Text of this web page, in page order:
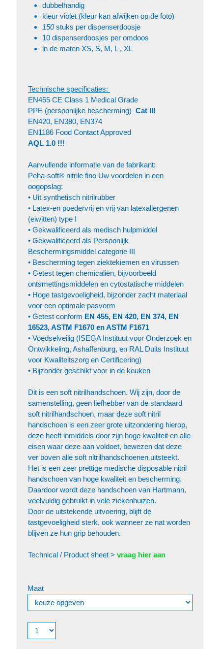
dubbelhandig
kleur violet (kleur kan afwijken op de foto)
150stuks per dispenserdoosje
10 dispenserdoosjes per omdoos
in de maten XS, S, M, L , XL
Technische specificaties:
EN455 CE Class 1 Medical Grade
PPE (persoonlijke bescherming) Cat III
EN420, EN380, EN374
EN1186 Food Contact Approved
AQL 1.0 !!!
Aanvullende informatie van de fabrikant:
Peha-soft® nitrile fino Uw voordelen in een
oogopslag:
• Uit synthetisch nitrilrubber
• Latex-en poedervrij en vrij van latexallergenen
(eiwitten) type I
• Gekwalificeerd als medisch hulpmiddel
• Gekwalificeerd als Persoonlijk
Beschermingsmiddel categorie III
• Bescherming tegen ziektekiemen en virussen
• Getest tegen chemicaliën, bijvoorbeeld
ontsmettingsmiddelen en cytostatische middelen
• Hoge tastgevoeligheid, bijzonder zacht materiaal
voor een optimale pasvorm
• Getest conform EN 455, EN 420, EN 374, EN
16523, ASTM F1670 en ASTM F1671
• Voedselveilig (ISEGA Instituut voor Onderzoek en
Ontwikkeling, Ashaffenburg, en RAL Duits Instituut
voor Kwaliteitszorg en Certificering)
• Bijzonder geschikt voor in de keuken
Dit is een soft nitrilhandschoen. Wij zijn, door de
samenstelling, geen liefhebber van de standaard
soft nitrilhandschoen, maar deze soft nitril
handschoen is een zeer grote uitzondering hierop,
deze heeft inmiddels door zijn hoge kwaliteit en alle
eisen waar deze aan voldoet, bewezen dat deze
ver boven alle soft nitrilhandschoenen uitsteekt.
Het is een zeer prettige medische disposable nitril
handschoen van hoge kwaliteit en bescherming.
Daardoor wordt deze handschoen van Hartmann,
veelvuldig gebruikt in vele ziekenhuizen.
Door de uitstekende uitvoering, blijft de
tastgevoeligheid sterk, ook wanneer ze nat worden
blijven ze hun grip behouden.
Technical / Product sheet >vraag hier aan
Maat